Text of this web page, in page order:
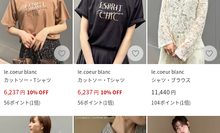
le.coeur blanc
カットソー・Tシャツ
6,237 円 10%OFF
56ポイント(1倍)
le.coeur blanc
カットソー・Tシャツ
6,237 円 10%OFF
56ポイント(1倍)
le.coeur blanc
シャツ・ブラウス
11,440 円
104ポイント(1倍)